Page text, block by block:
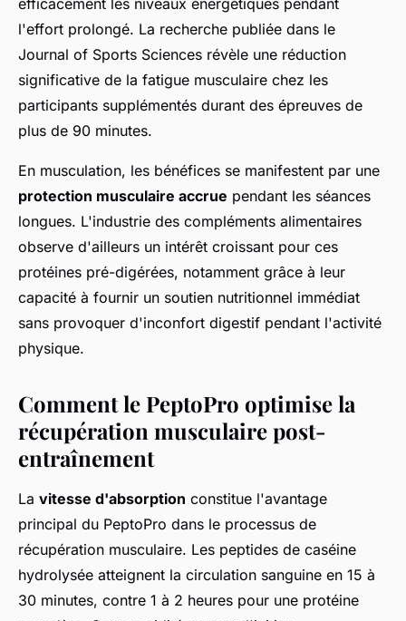
efficacement les niveaux énergétiques pendant
l'effort prolongé. La recherche publiée dans le
Journal of Sports Sciences révèle une réduction
significative de la fatigue musculaire chez les
participants supplémentés durant des épreuves de
plus de 90 minutes.
En musculation, les bénéfices se manifestent par une
protection musculaire accrue pendant les séances
longues. L'industrie des compléments alimentaires
observe d'ailleurs un intérêt croissant pour ces
protéines pré-digérées, notamment grâce à leur
capacité à fournir un soutien nutritionnel immédiat
sans provoquer d'inconfort digestif pendant l'activité
physique.
Comment le PeptoPro optimise la
récupération musculaire post-
entraînement
La vitesse d'absorption constitue l'avantage
principal du PeptoPro dans le processus de
récupération musculaire. Les peptides de caséine
hydrolysée atteignent la circulation sanguine en 15 à
30 minutes, contre 1 à 2 heures pour une protéine